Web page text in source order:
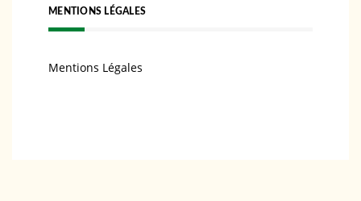
MENTIONS LÉGALES
Mentions Légales